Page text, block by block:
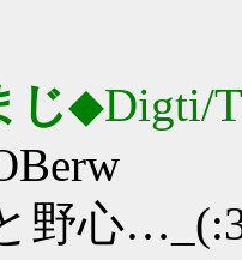
じ◆Digti/
野心…_(:3